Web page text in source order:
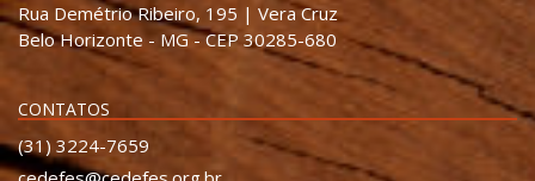
Rua Demétrio Ribeiro, 195 | Vera Cruz
Belo Horizonte - MG - CEP 30285-680
CONTATOS
(31) 3224-7659